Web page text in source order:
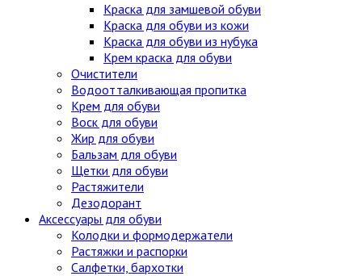
Краска для замшевой обуви
Краска для обуви из кожи
Краска для обуви из нубука
Крем краска для обуви
Очистители
Водоотталкивающая пропитка
Крем для обуви
Воск для обуви
Жир для обуви
Бальзам для обуви
Щетки для обуви
Растяжители
Дезодорант
Аксессуары для обуви
Колодки и формодержатели
Растяжки и распорки
Салфетки, бархотки